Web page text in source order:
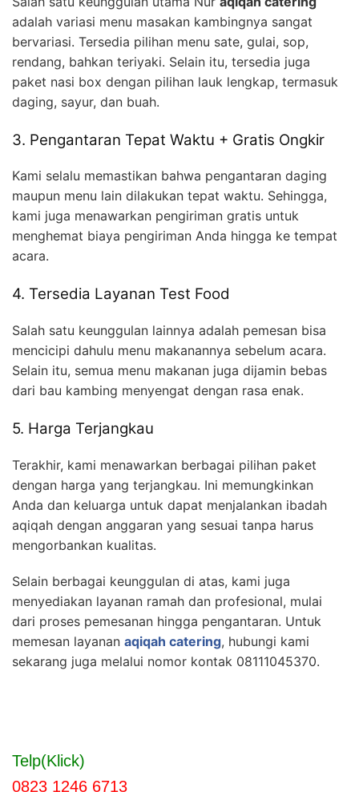
adalah variasi menu masakan kambingnya sangat
bervariasi. Tersedia pilihan menu sate, gulai, sop,
rendang, bahkan teriyaki. Selain itu, tersedia juga
paket nasi box dengan pilihan lauk lengkap, termasuk
daging, sayur, dan buah.
3. Pengantaran Tepat Waktu + Gratis Ongkir
Kami selalu memastikan bahwa pengantaran daging
maupun menu lain dilakukan tepat waktu. Sehingga,
kami juga menawarkan pengiriman gratis untuk
menghemat biaya pengiriman Anda hingga ke tempat
acara.
4. Tersedia Layanan Test Food
Salah satu keunggulan lainnya adalah pemesan bisa
mencicipi dahulu menu makanannya sebelum acara.
Selain itu, semua menu makanan juga dijamin bebas
dari bau kambing menyengat dengan rasa enak.
5. Harga Terjangkau
Terakhir, kami menawarkan berbagai pilihan paket
dengan harga yang terjangkau. Ini memungkinkan
Anda dan keluarga untuk dapat menjalankan ibadah
aqiqah dengan anggaran yang sesuai tanpa harus
mengorbankan kualitas.
Selain berbagai keunggulan di atas, kami juga
menyediakan layanan ramah dan profesional, mulai
dari proses pemesanan hingga pengantaran. Untuk
memesan layanan aqiqah catering, hubungi kami
sekarang juga melalui nomor kontak 08111045370.
Telp(Klick)
0823 1246 6713